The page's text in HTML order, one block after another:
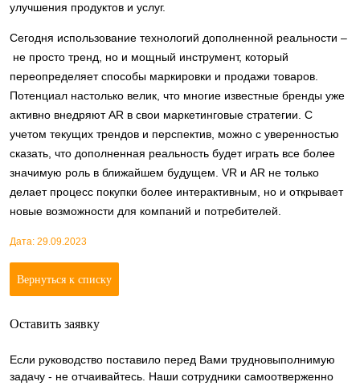
улучшения продуктов и услуг.
Сегодня использование технологий дополненной реальности –
не просто тренд, но и мощный инструмент, который
переопределяет способы маркировки и продажи товаров.
Потенциал настолько велик, что многие известные бренды уже
активно внедряют AR в свои маркетинговые стратегии. С
учетом текущих трендов и перспектив, можно с уверенностью
сказать, что дополненная реальность будет играть все более
значимую роль в ближайшем будущем. VR и AR не только
делает процесс покупки более интерактивным, но и открывает
новые возможности для компаний и потребителей.
Дата: 29.09.2023
Вернуться к списку
Оставить заявку
Если руководство поставило перед Вами трудновыполнимую
задачу - не отчаивайтесь. Наши сотрудники самоотверженно